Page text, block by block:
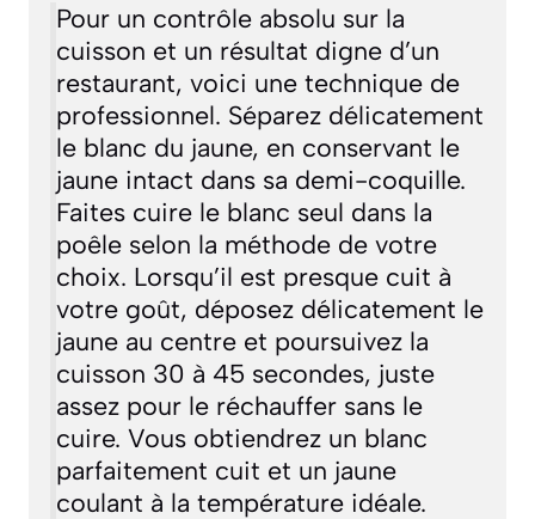
Pour un contrôle absolu sur la
cuisson et un résultat digne d’un
restaurant, voici une technique de
professionnel. Séparez délicatement
le blanc du jaune, en conservant le
jaune intact dans sa demi-coquille.
Faites cuire le blanc seul dans la
poêle selon la méthode de votre
choix. Lorsqu’il est presque cuit à
votre goût, déposez délicatement le
jaune au centre et poursuivez la
cuisson 30 à 45 secondes, juste
assez pour le réchauffer sans le
cuire. Vous obtiendrez un blanc
parfaitement cuit et un jaune
coulant à la température idéale.